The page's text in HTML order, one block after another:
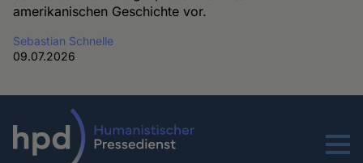
amerikanischen Geschichte vor.
Sebastian Schnelle
09.07.2026
Menu